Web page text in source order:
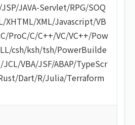
/JSP/JAVA-Servlet/RPG/SOQ
XHTML/XML/Javascript/VB
/ProC/C/C++/VC/VC++/Pow
/csh/ksh/tsh/PowerBuilde
/JCL/VBA/JSF/ABAP/TypeScr
/Dart/R/Julia/Terraform